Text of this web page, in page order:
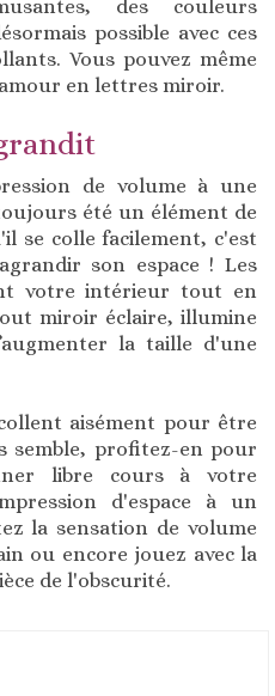
des couleurs
possible avec ces
Vous pouvez même
en lettres miroir.
de volume à une
été un élément de
se colle facilement, c'est
son espace ! Les
votre intérieur tout en
miroir éclaire, illumine
la taille d'une
aisément pour être
semble, profitez-en pour
libre cours à votre
d'espace à un
la sensation de volume
ou encore jouez avec la
de l'obscurité.